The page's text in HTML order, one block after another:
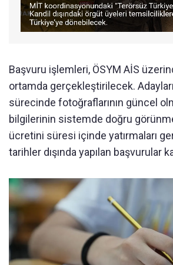
Başvuru işlemleri, ÖSYM AİS
ortamda gerçekleştirilecek.
sürecinde fotoğraflarının güncel
bilgilerinin sistemde doğru
ücretini süresi içinde yatırmaları
tarihler dışında yapılan başvurular